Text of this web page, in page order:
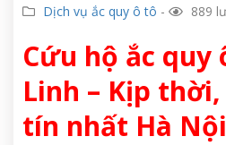
Dịch vụ ắc quy ô tô - 889
Cứu hộ ắc quy
Linh – Kịp
tín nhất Hà